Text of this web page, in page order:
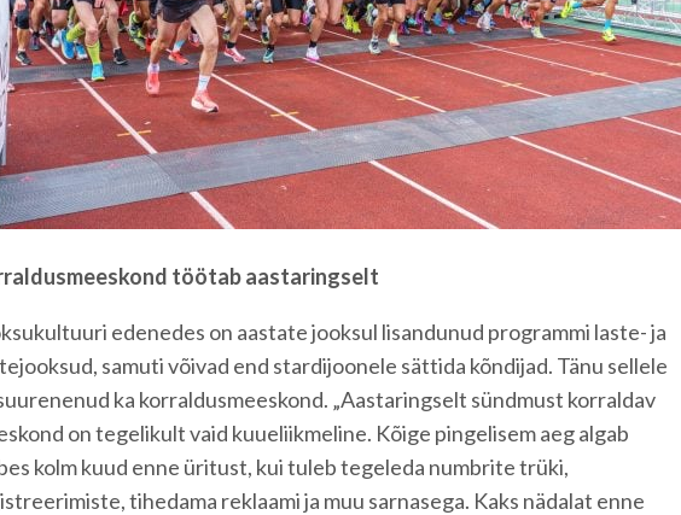
töötab aastaringselt
edenedes on aastate jooksul lisandunud programmi laste- ja
samuti võivad end stardijoonele sättida kõndijad. Tänu sellele
ka korraldusmeeskond. „Aastaringselt sündmust korraldav
on tegelikult vaid kuueliikmeline. Kõige pingelisem aeg algab
kolm kuud enne üritust, kui tuleb tegeleda numbrite trüki,
tihedama reklaami ja muu sarnasega. Kaks nädalat enne